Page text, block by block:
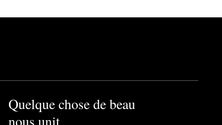
Quelque chose de beau
nous unit